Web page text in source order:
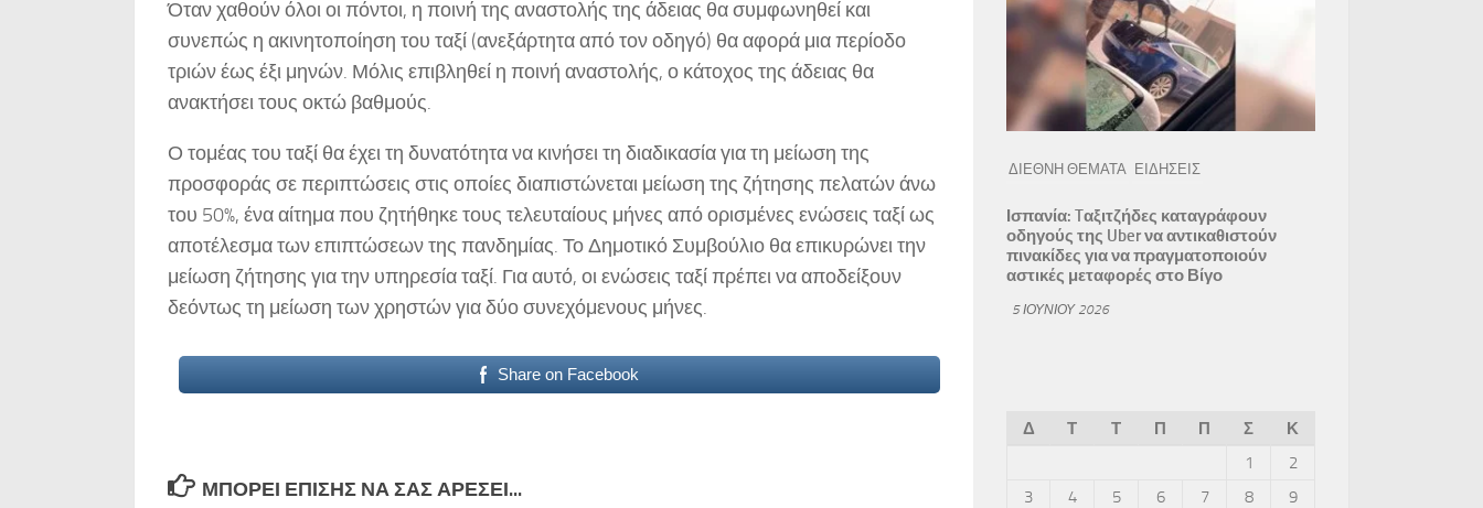
Όταν χαθούν όλοι οι πόντοι, η ποινή της αναστολής της άδειας θα συμφωνηθεί και
συνεπώς η ακινητοποίηση του ταξί (ανεξάρτητα από τον οδηγό) θα αφορά μια περίοδο
τριών έως έξι μηνών. Μόλις επιβληθεί η ποινή αναστολής, ο κάτοχος της άδειας θα
ανακτήσει τους οκτώ βαθμούς.
Ο τομέας του ταξί θα έχει τη δυνατότητα να κινήσει τη διαδικασία για τη μείωση της
προσφοράς σε περιπτώσεις στις οποίες διαπιστώνεται μείωση της ζήτησης πελατών άνω
του 50%, ένα αίτημα που ζητήθηκε τους τελευταίους μήνες από ορισμένες ενώσεις ταξί ως
αποτέλεσμα των επιπτώσεων της πανδημίας. Το Δημοτικό Συμβούλιο θα επικυρώνει την
μείωση ζήτησης για την υπηρεσία ταξί. Για αυτό, οι ενώσεις ταξί πρέπει να αποδείξουν
δεόντως τη μείωση των χρηστών για δύο συνεχόμενους μήνες.
Share on Facebook
ΜΠΟΡΕΊ ΕΠΊΣΗΣ ΝΑ ΣΑΣ ΑΡΈΣΕΙ...
ΔΙΕΘΝΗ ΘΕΜΑΤΑ ΕΙΔΗΣΕΙΣ
Ισπανία: Tαξιτζήδες καταγράφουν
οδηγούς της Uber να αντικαθιστούν
πινακίδες για να πραγματοποιούν
αστικές μεταφορές στο Βίγο
5 ΙΟΥΝΊΟΥ 2026
Δ Τ Τ Π Π Σ
Κ
1
2
3
4 5 6 7 8
9